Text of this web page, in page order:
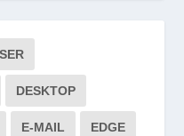
DESKTOP
E-MAIL EDGE